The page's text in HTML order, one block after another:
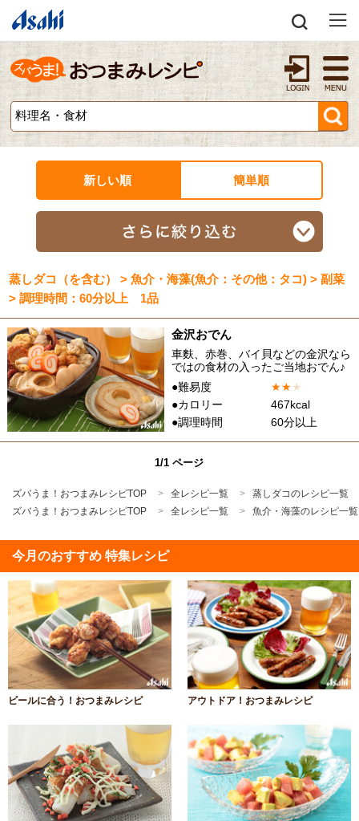
新しい順 簡単順
蒸しダコ（を含む） > 魚介・海藻(魚介：その他：タコ) > 副菜
> 調理時間：60分以上 1品
金沢おでん
車麩、赤巻、バイ貝などの金沢なら
ではの食材の入ったご当地おでん♪
●難易度
★★★
●カロリー
467kcal
●調理時間
60分以上
1/1 ページ
ズバうま！おつまみレシピTOP 全レシピ一覧
蒸しダコのレシピ一覧
ズバうま！おつまみレシピTOP
全レシピ一覧 魚介・海藻のレシピ一覧
今月のおすすめ 特集レシピ
ビールに合う！おつまみレシピ アウトドア！おつまみレシピ